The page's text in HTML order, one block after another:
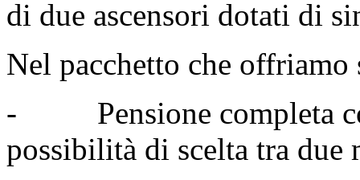
di due ascensori dotati di
Nel pacchetto che
- Pensione completa
possibilità di scelta tra due